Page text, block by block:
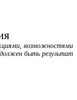
возможностями
быть результат